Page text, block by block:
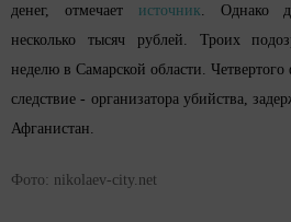
денег, отмечает источник. Однако
несколько тысяч рублей. Троих
неделю в Самарской области. Четвертого
следствие - организатора убийства,
Афганистан.
Фото: nikolaev-city.net